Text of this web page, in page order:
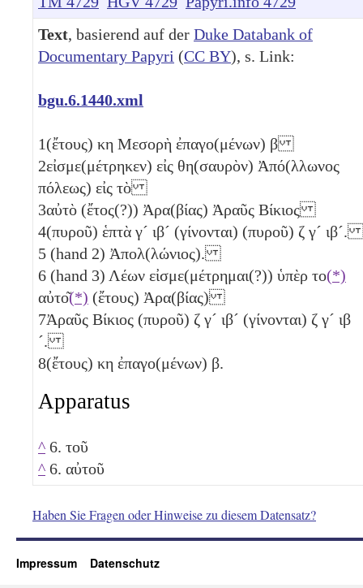
Text, basierend auf der Duke Databank of
Documentary Papyri (CC BY), s. Link:
bgu.6.1440.xml
1(ἔτους) κη Μεσορὴ ἐπαγο(μένων) β
2εἰσμε(μέτρηκεν) εἰς θη(σαυρὸν) Ἀπό(λλωνος
πόλεως) εἰς τὸ
3αὐτὸ (ἔτος(?)) Ἀρα(βίας) Ἀραῦς Βίκιος
4(πυροῦ) ἑπτὰ γ´ ιβ´ (γίνονται) (πυροῦ) ζ γ´ ιβ´.
5 (hand 2) Ἀπολ(λώνιος).
6 (hand 3) Λέων εἰσμε(μέτρημαι(?)) ὑπὲρ το(*)
αὐτο͂(*) (ἔτους) Ἀρα(βίας)
7Ἀραῦς Βίκιος (πυροῦ) ζ γ´ ιβ´ (γίνονται) ζ γ´ ιβ
´.
8(ἔτους) κη ἐπαγο(μένων) β.
Apparatus
^ 6. τοῦ
^ 6. αὐτοῦ
Haben Sie Fragen oder Hinweise zu diesem Datensatz?
Impressum Datenschutz